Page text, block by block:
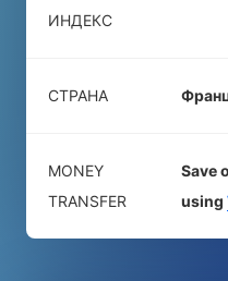
ИНДЕКС
СТРАНА
MONEY
TRANSFER
Save
using